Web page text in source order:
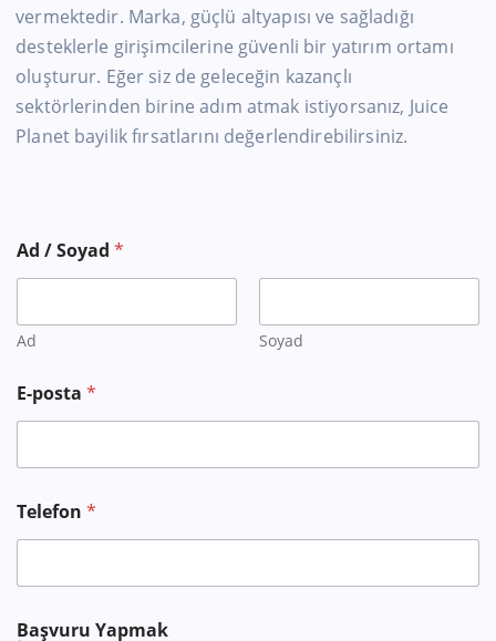
vermektedir. Marka, güçlü altyapısı ve sağladığı
desteklerle girişimcilerine güvenli bir yatırım ortamı
oluşturur. Eğer siz de geleceğin kazançlı
sektörlerinden birine adım atmak istiyorsanız, Juice
Planet bayilik fırsatlarını değerlendirebilirsiniz.
Ad / Soyad*
Ad Soyad
s
t
d
ğ
i
n
z
-
E-posta*
Telefon*
Başvuru Yapmak